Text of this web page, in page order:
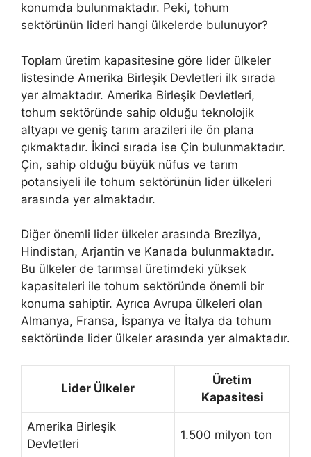
konumda bulunmaktadır. Peki, tohum
sektörünün lideri hangi ülkelerde bulunuyor?
Toplam üretim kapasitesine göre lider ülkeler
listesinde Amerika Birleşik Devletleri ilk sırada
yer almaktadır. Amerika Birleşik Devletleri,
tohum sektöründe sahip olduğu teknolojik
altyapı ve geniş tarım arazileri ile ön plana
çıkmaktadır. İkinci sırada ise Çin bulunmaktadır.
Çin, sahip olduğu büyük nüfus ve tarım
potansiyeli ile tohum sektörünün lider ülkeleri
arasında yer almaktadır.
Diğer önemli lider ülkeler arasında Brezilya,
Hindistan, Arjantin ve Kanada bulunmaktadır.
Bu ülkeler de tarımsal üretimdeki yüksek
kapasiteleri ile tohum sektöründe önemli bir
konuma sahiptir. Ayrıca Avrupa ülkeleri olan
Almanya, Fransa, İspanya ve İtalya da tohum
sektöründe lider ülkeler arasında yer almaktadır.
Lider Ülkeler
Üretim
Kapasitesi
Amerika Birleşik
Devletleri
1.500 milyon ton